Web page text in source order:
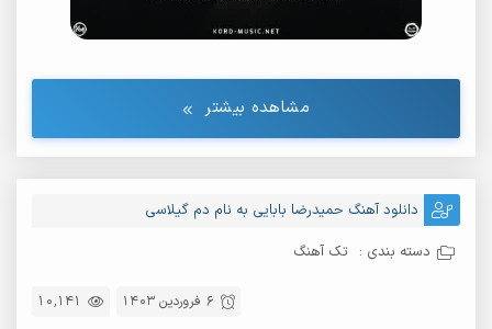
مشاهده بیشتر
دانلود آهنگ حمیدرضا بابایی به نام دم گیلاسی
دسته بندی : تک آهنگ
10,141 6 فروردین 1403